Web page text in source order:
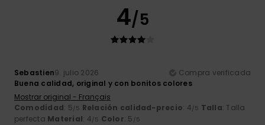
4/5
Sebastien9. julio 2026
Compra verificada
Buena calidad, original y con bonitos colores
Mostrar original - Français
Comodidad: 5/5 Relación calidad-precio: 4/5 Talla: Talla
perfecta Material: 4/5 Color: 5 /5